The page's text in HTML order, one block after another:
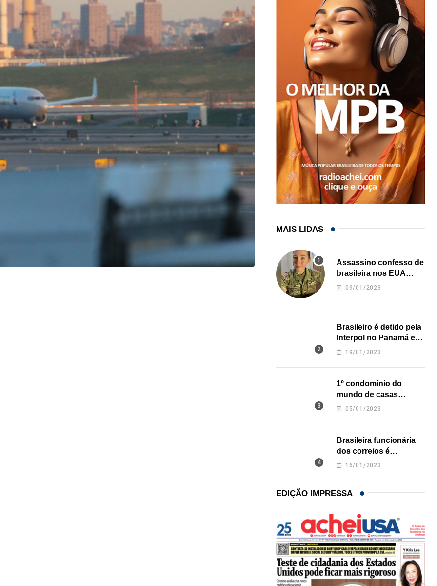
ENTRETENIMENTO, ESTADOS UNIDOS,LOCAL
MAIS LIDAS
Assassino confesso de
brasileira nos EUA
revela onde deixou o
09/01/2023
Brasileiro é detido pela
Interpol no Panamá e
pode pegar prisão
19/01/2023
1º condomínio do
mundo de casas
impressas em 3D é
05/01/2023
Brasileira funcionária
dos correios é
assassinada a facadas
16/01/2023
EDIÇÃO IMPRESSA